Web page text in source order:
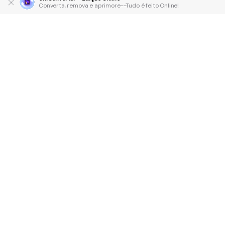
Converta, remova e aprimore--Tudo é feito Online!